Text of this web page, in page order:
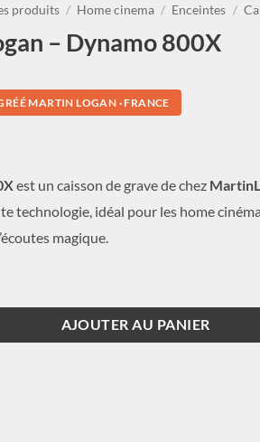
produits / Home cinema / Enceintes /
– Dynamo 800X
MARTIN LOGAN · FRANCE
est un caisson de grave de chez
technologie, idéal pour les home
magique.
AJOUTER AU PANIER